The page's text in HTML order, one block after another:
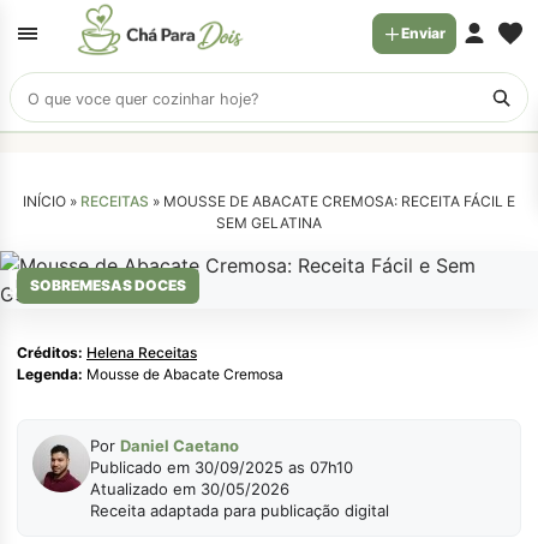
Buscar
receitas
Enviar
INÍCIO » RECEITAS » MOUSSE DE ABACATE CREMOSA: RECEITA FÁCIL E
SEM GELATINA
SOBREMESAS DOCES
Helena Receitas
Créditos: Helena Receitas
Legenda: Mousse de Abacate Cremosa
Por Daniel Caetano
Publicado em 30/09/2025 as 07h10
Atualizado em 30/05/2026
Receita adaptada para publicação digital